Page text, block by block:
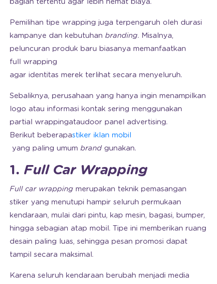
bagian tertentu agar lebih hemat biaya.
Pemilihan tipe wrapping juga terpengaruh oleh durasi
kampanye dan kebutuhan branding. Misalnya,
peluncuran produk baru biasanya memanfaatkan
full wrapping
agar identitas merek terlihat secara menyeluruh.
Sebaliknya, perusahaan yang hanya ingin menampilkan
logo atau informasi kontak sering menggunakan
partial wrappingataudoor panel advertising.
Berikut beberapastiker iklan mobil
yang paling umum brand gunakan.
1. Full Car Wrapping
Full car wrapping merupakan teknik pemasangan
stiker yang menutupi hampir seluruh permukaan
kendaraan, mulai dari pintu, kap mesin, bagasi, bumper,
hingga sebagian atap mobil. Tipe ini memberikan ruang
desain paling luas, sehingga pesan promosi dapat
tampil secara maksimal.
Karena seluruh kendaraan berubah menjadi media